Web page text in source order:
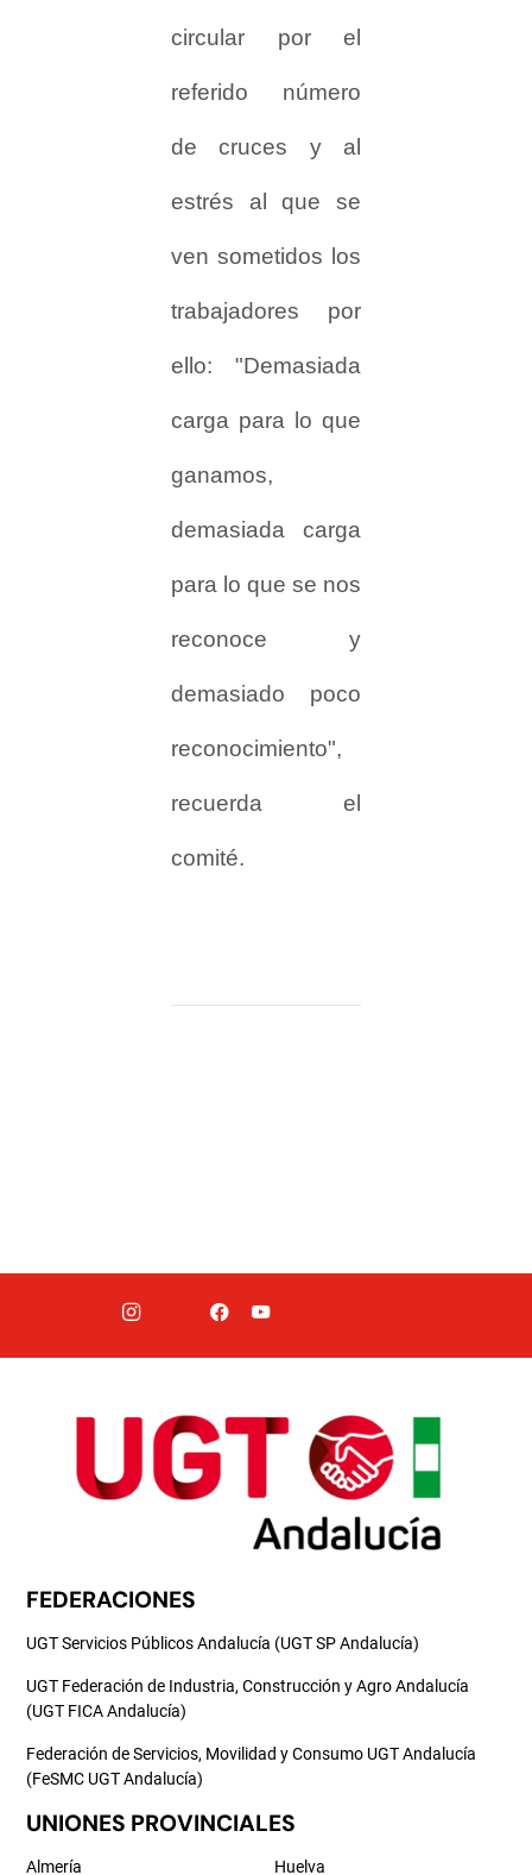
circular por el
referido número
de cruces y al
estrés al que se
ven sometidos los
trabajadores por
ello: "Demasiada
carga para lo que
ganamos,
demasiada carga
para lo que se nos
reconoce y
demasiado poco
reconocimiento",
recuerda el
comité.
FEDERACIONES
UGT Servicios Públicos Andalucía (UGT SP Andalucía)
UGT Federación de Industria, Construcción y Agro Andalucía
(UGT FICA Andalucía)
Federación de Servicios, Movilidad y Consumo UGT Andalucía
(FeSMC UGT Andalucía)
UNIONES PROVINCIALES
Almería Huelva